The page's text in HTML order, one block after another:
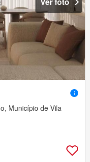
Município de Vila